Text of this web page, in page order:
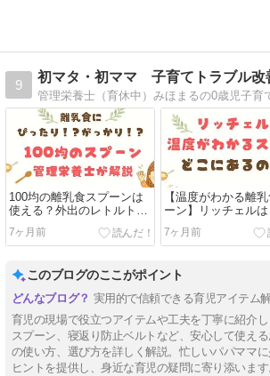
9
100均の離乳食スプーンは
使える？外出のレトルトパ
ウチ用に使い捨てスプーン
が超便利！
7ヶ月前
【温度がわかる離
ーン】リッチェル
売ってる？色が変わ
品は？
7ヶ月前
このブログのここがポイント
実用的で信頼できる育児アイテム
育児の現場で役立つアイテムや工夫を丁寧に紹介
スプーン、寝返り防止ベルトなど、安心して使え
の使い方、選び方を詳しく解説。忙しいパパママ
ヒントを提供し、身近な育児の疑問に寄り添いま